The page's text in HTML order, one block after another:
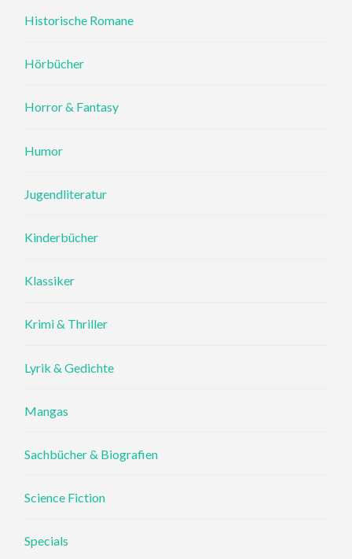
Historische Romane
Hörbücher
Horror & Fantasy
Humor
Jugendliteratur
Kinderbücher
Klassiker
Krimi & Thriller
Lyrik & Gedichte
Mangas
Sachbücher & Biografien
Science Fiction
Specials